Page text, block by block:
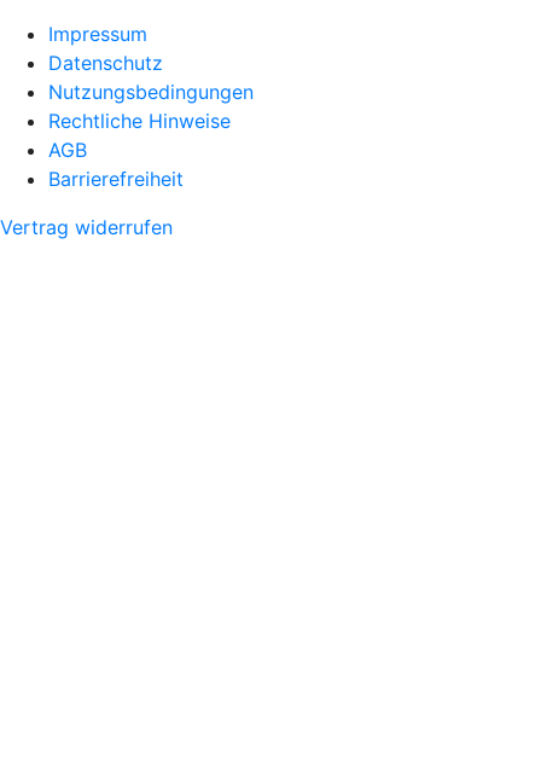
Impressum
Datenschutz
Nutzungsbedingungen
Rechtliche Hinweise
AGB
Barrierefreiheit
Vertrag widerrufen